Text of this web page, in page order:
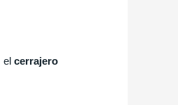
el cerrajero